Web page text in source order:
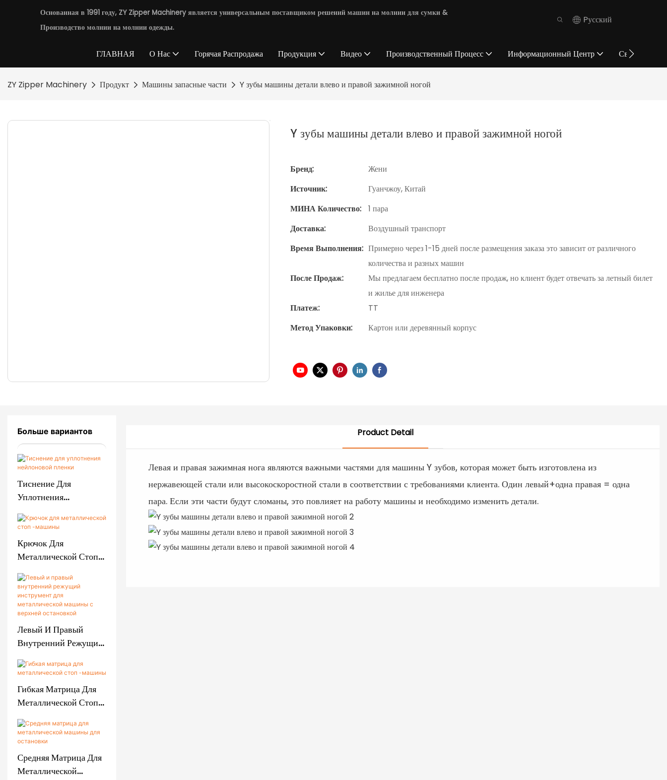
Основанная в 1991 году, ZY Zipper Machinery является универсальным поставщиком решений машин на молнии для сумки &
Производство молнии на молнии одежды.
Pусский
ГЛАВНАЯ О Нас Горячая Распродажа Продукция Видео Производственный Процесс Информационный Центр Связаться С
ZY Zipper Machinery Продукт Машины запасные части Y зубы машины детали влево и правой зажимной ногой
Y зубы машины детали влево и правой зажимной ногой
Бренд:
Жени
Источник:
Гуанчжоу, Китай
МИНА Количество:
1 пара
Доставка:
Воздушный транспорт
Время Выполнения: Примерно через 1-15 дней после размещения заказа это зависит от различного
количества и разных машин
После Продаж:
Мы предлагаем бесплатно после продаж, но клиент будет отвечать за летный билет
и жилье для инженера
Платеж:
TT
Метод Упаковки:
Картон или деревянный корпус
Product Detail
Левая и правая зажимная нога являются важными частями для машины Y зубов, которая может быть изготовлена ​​из
нержавеющей стали или высокоскоростной стали в соответствии с требованиями клиента. Один левый+одна правая = одна
пара. Если эти части будут сломаны, это повлияет на работу машины и необходимо изменить детали.
Больше вариантов
Тиснение Для
Уплотнения
Нейлоновой Пленки
Крючок Для
Металлической Стоп
-машины
Левый И Правый
Внутренний Режущий
Инструмент Для
Металлической
Машины С Верхней
Остановкой
Гибкая Матрица Для
Металлической Стоп
-машины
Средняя Матрица Для
Металлической